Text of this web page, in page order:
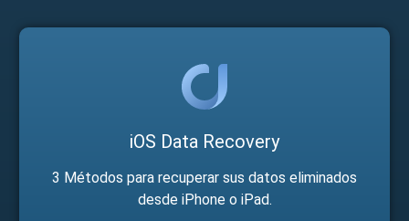
iOS Data Recovery
3 Métodos para recuperar sus datos eliminados
desde iPhone o iPad.